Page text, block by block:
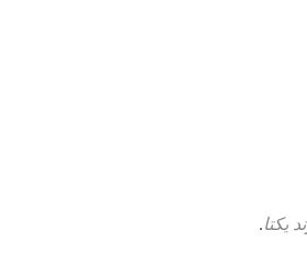
یکتا.